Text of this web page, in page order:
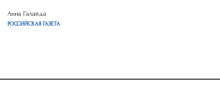
Анна Галайда
РОССИЙСКАЯ ГАЗЕТА